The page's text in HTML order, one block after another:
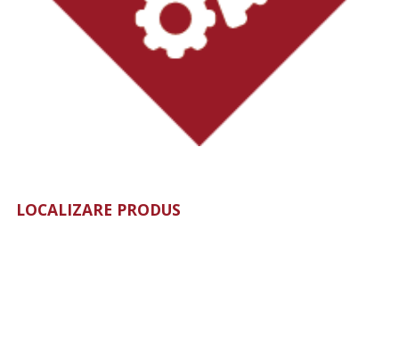
LOCALIZARE PRODUS